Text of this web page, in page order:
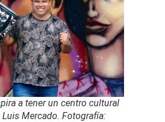
a tener un centro cultural
Mercado. Fotografía: